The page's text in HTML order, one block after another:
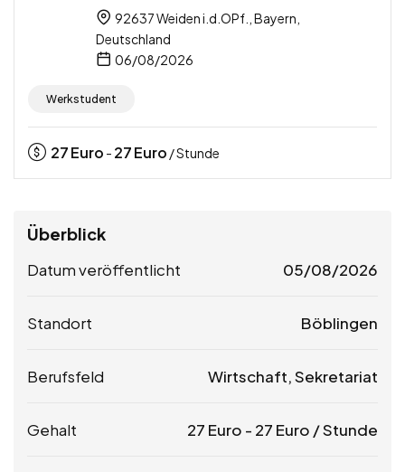
92637 Weiden i.d.OPf., Bayern,
Deutschland
06/08/2026
Werkstudent
27Euro - 27Euro / Stunde
Überblick
Datum veröffentlicht 05/08/2026
Standort Böblingen
Berufsfeld Wirtschaft, Sekretariat
Gehalt 27 Euro - 27 Euro / Stunde